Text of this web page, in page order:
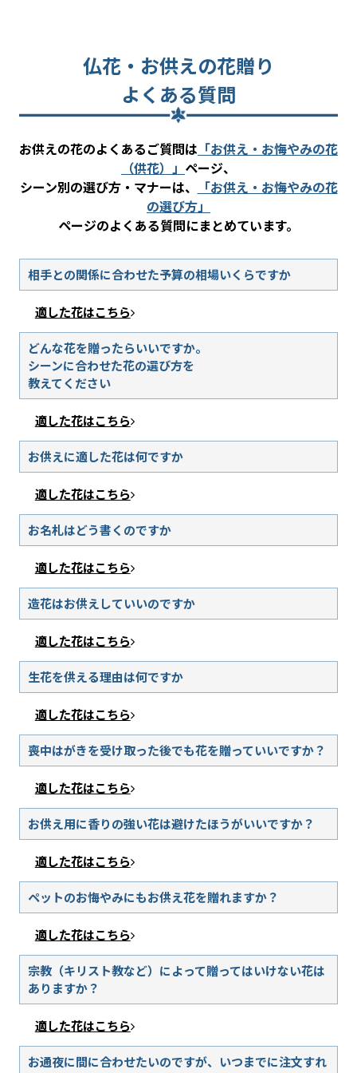
仏花・お供えの花贈り
よくある質問
お供えの花のよくあるご質問は 「お供え・お悔やみの花
（供花）」 ページ、
シーン別の選び方・マナーは、
「お供え・お悔やみの花
の選び方」
ページのよくある質問にまとめています。
相手との関係に合わせた予算の相場いくらですか
適した花はこちら
どんな花を贈ったらいいですか。
シーンに合わせた花の選び方を
教えてください
適した花はこちら
お供えに適した花は何ですか
適した花はこちら
お名札はどう書くのですか
適した花はこちら
造花はお供えしていいのですか
適した花はこちら
生花を供える理由は何ですか
適した花はこちら
喪中はがきを受け取った後でも花を贈っていいですか？
適した花はこちら
お供え用に香りの強い花は避けたほうがいいですか？
適した花はこちら
ペットのお悔やみにもお供え花を贈れますか？
適した花はこちら
宗教（キリスト教など）によって贈ってはいけない花は
ありますか？
適した花はこちら
お通夜に間に合わせたいのですが、いつまでに注文すれ